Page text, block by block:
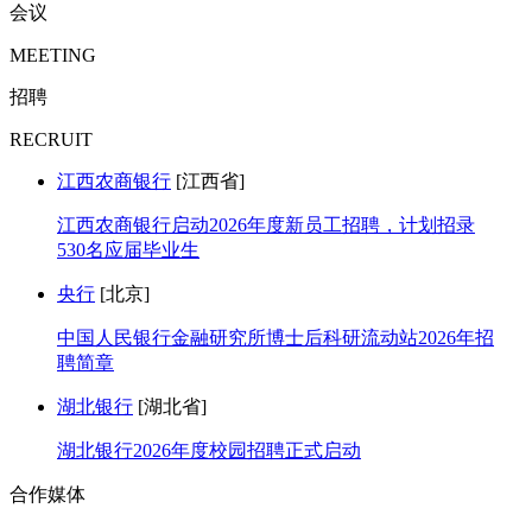
会议
MEETING
招聘
RECRUIT
江西农商银行 [江西省]
江西农商银行启动2026年度新员工招聘，计划招录
530名应届毕业生
央行 [北京]
中国人民银行金融研究所博士后科研流动站2026年招
聘简章
湖北银行 [湖北省]
湖北银行2026年度校园招聘正式启动
合作媒体